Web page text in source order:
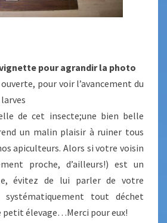
pour agrandir la photo
pour voir l’avancement du
de cet insecte;une bien belle
un malin plaisir à ruiner tous
apiculteurs. Alors si votre voisin
proche, d’ailleurs!) est un
évitez de lui parler de votre
tout déchet
petit élevage…Merci pour eux!